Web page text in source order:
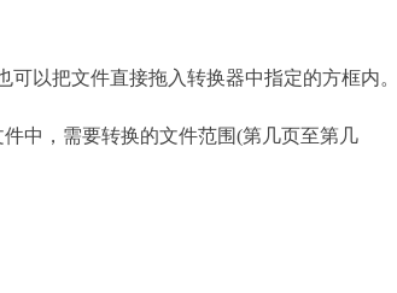
以把文件直接拖入转换器中指定的方框内。
中，需要转换的文件范围(第几页至第几